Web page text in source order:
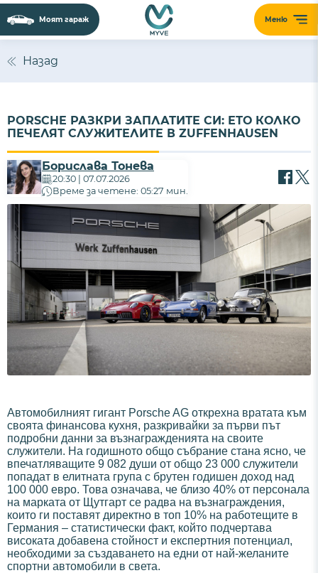
Меню
Моят гараж
Назад
PORSCHE РАЗКРИ ЗАПЛАТИТЕ СИ: ЕТО КОЛКО
ПЕЧЕЛЯТ СЛУЖИТЕЛИТЕ В ZUFFENHAUSEN
Борислава Тонева
20:30 | 07.07.2026
Време за четене: 05:27 мин.
Автомобилният гигант Porsche AG открехна вратата към
своята финансова кухня, разкривайки за първи път
подробни данни за възнагражденията на своите
служители. На годишното общо събрание стана ясно, че
впечатляващите 9 082 души от общо 23 000 служители
попадат в елитната група с брутен годишен доход над
100 000 евро. Това означава, че близо 40% от персонала
на марката от Щутгарт се радва на възнаграждения,
които ги поставят директно в топ 10% на работещите в
Германия – статистически факт, който подчертава
високата добавена стойност и експертния потенциал,
необходими за създаването на едни от най-желаните
спортни автомобили в света.